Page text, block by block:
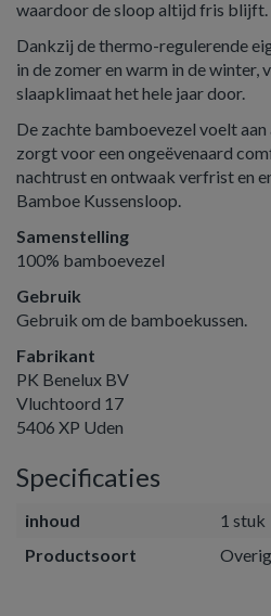
waardoor de sloop altijd fris blijft.
Dankzij de thermo-regulerende
in de zomer en warm in de winter,
slaapklimaat het hele jaar door.
De zachte bamboevezel voelt aan
zorgt voor een ongeëvenaard
nachtrust en ontwaak verfrist en
Bamboe Kussensloop.
Samenstelling
100% bamboevezel
Gebruik
Gebruik om de bamboekussen.
Fabrikant
PK Benelux BV
Vluchtoord 17
5406 XP Uden
Specificaties
inhoud
1 stuk
Productsoort